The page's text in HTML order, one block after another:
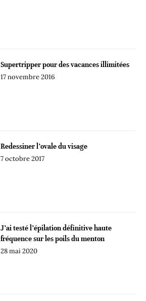
Supertripper pour des vacances illimitées
17 novembre 2016
Redessiner l’ovale du visage
7 octobre 2017
J’ai testé l’épilation définitive haute
fréquence sur les poils du menton
28 mai 2020